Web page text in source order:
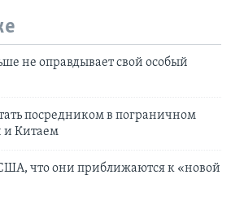
не оправдывает свой особый
посредником в пограничном
и Китаем
что они приближаются к «новой